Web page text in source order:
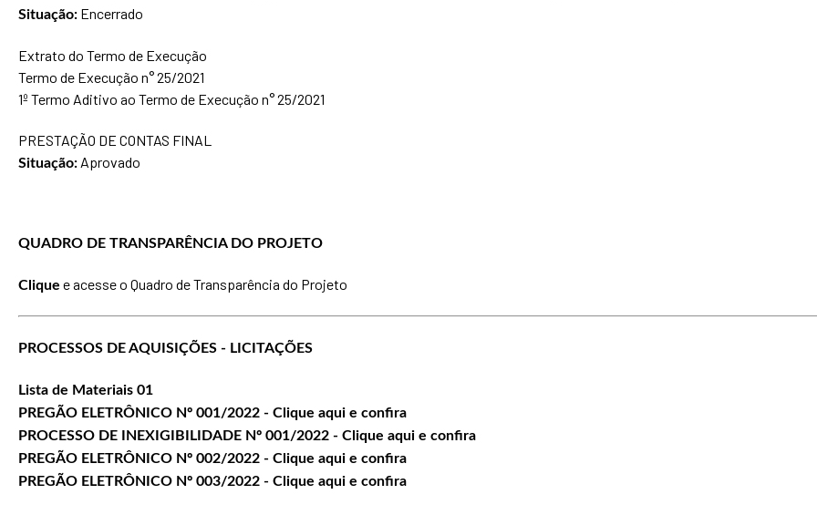
Situação: Encerrado
Extrato do Termo de Execução
Termo de Execução n° 25/2021
1º Termo Aditivo ao Termo de Execução n° 25/2021
PRESTAÇÃO DE CONTAS FINAL
Situação: Aprovado
QUADRO DE TRANSPARÊNCIA DO PROJETO
Clique e acesse o Quadro de Transparência do Projeto
PROCESSOS DE AQUISIÇÕES - LICITAÇÕES
Lista de Materiais 01
PREGÃO ELETRÔNICO Nº 001/2022 - Clique aqui e confira
PROCESSO DE INEXIGIBILIDADE Nº 001/2022 - Clique aqui e confira
PREGÃO ELETRÔNICO Nº 002/2022 - Clique aqui e confira
PREGÃO ELETRÔNICO Nº 003/2022 - Clique aqui e confira